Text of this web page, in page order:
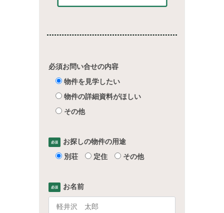
必須お問い合せの内容
物件を見学したい
物件の詳細資料がほしい
その他
必須
お探しの物件の用途
別荘
定住 その他
必須 お名前